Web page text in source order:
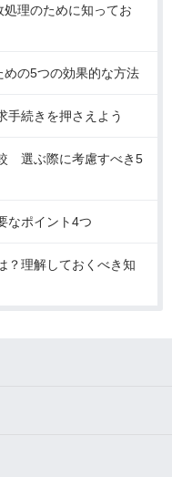
理のために知ってお
の5つの効果的な方法
手続きを押さえよう
選ぶ際に考慮すべき5
なポイント4つ
？理解しておくべき知